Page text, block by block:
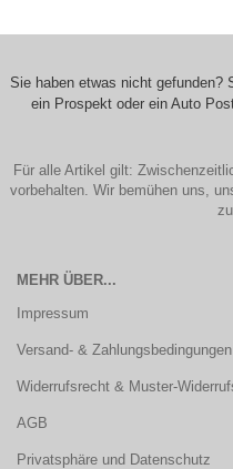
Sie haben etwas nicht gefunden?
ein Prospekt oder ein Auto
Für alle Artikel gilt:
vorbehalten. Wir bemühen uns,
MEHR ÜBER...
Impressum
Versand- & Zahlungsbedingungen
Widerrufsrecht & Muster-
AGB
Privatsphäre und Datenschutz